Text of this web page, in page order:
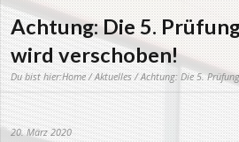
Achtung: Die 5.
wird verschoben!
Du bist hier:Home/Aktuelles/ Achtung: Die 5.
20. März 2020